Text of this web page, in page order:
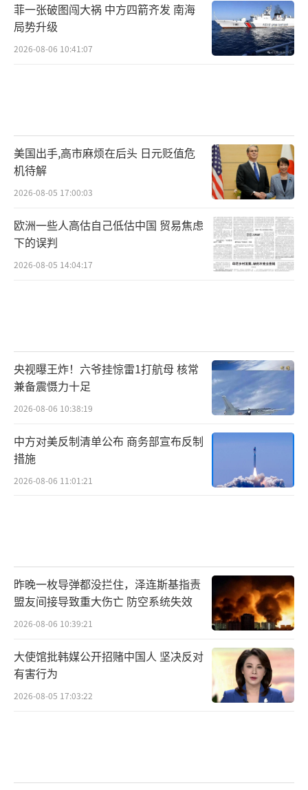
菲一张破图闯大祸 中方四箭齐发 南海
局势升级
2026-08-06 10:41:07
美国出手,高市麻烦在后头 日元贬值危
机待解
2026-08-05 17:00:03
欧洲一些人高估自己低估中国 贸易焦虑
下的误判
2026-08-05 14:04:17
央视曝王炸！六爷挂惊雷1打航母 核常
兼备震慑力十足
2026-08-06 10:38:19
中方对美反制清单公布 商务部宣布反制
措施
2026-08-06 11:01:21
昨晚一枚导弹都没拦住，泽连斯基指责
盟友间接导致重大伤亡 防空系统失效
2026-08-06 10:39:21
大使馆批韩媒公开招赌中国人 坚决反对
有害行为
2026-08-05 17:03:22